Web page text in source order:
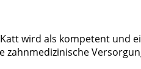
wird als kompetent und